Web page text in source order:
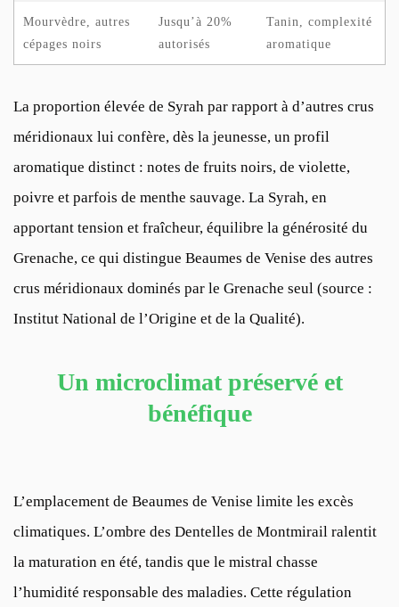
Mourvèdre, autres
cépages noirs
Jusqu’à 20%
autorisés
Tanin, complexité
aromatique
La proportion élevée de Syrah par rapport à d’autres crus
méridionaux lui confère, dès la jeunesse, un profil
aromatique distinct : notes de fruits noirs, de violette,
poivre et parfois de menthe sauvage. La Syrah, en
apportant tension et fraîcheur, équilibre la générosité du
Grenache, ce qui distingue Beaumes de Venise des autres
crus méridionaux dominés par le Grenache seul (source :
Institut National de l’Origine et de la Qualité).
Un microclimat préservé et
bénéfique
L’emplacement de Beaumes de Venise limite les excès
climatiques. L’ombre des Dentelles de Montmirail ralentit
la maturation en été, tandis que le mistral chasse
l’humidité responsable des maladies. Cette régulation